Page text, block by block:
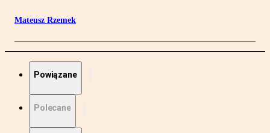
Mateusz Rzemek
Powiązane
Polecane